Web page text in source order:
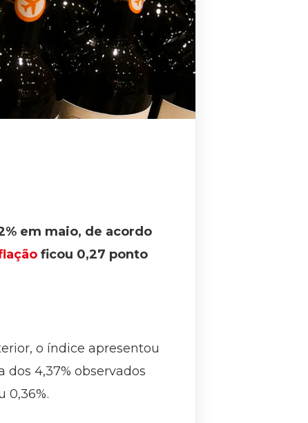
em maio, de acordo
ficou 0,27 ponto
o índice apresentou
dos 4,37% observados
0,36%.